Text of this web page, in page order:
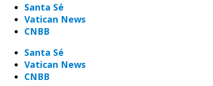
Santa Sé
Vatican News
CNBB
Santa Sé
Vatican News
CNBB